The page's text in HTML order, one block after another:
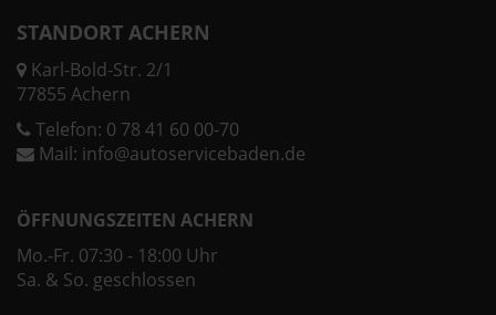
STANDORT ACHERN
Karl-Bold-Str. 2/1
77855 Achern
Telefon: 0 78 41 60 00-70
Mail: info@autoservicebaden.de
ÖFFNUNGSZEITEN ACHERN
Mo.-Fr. 07:30 - 18:00 Uhr
Sa. & So. geschlossen